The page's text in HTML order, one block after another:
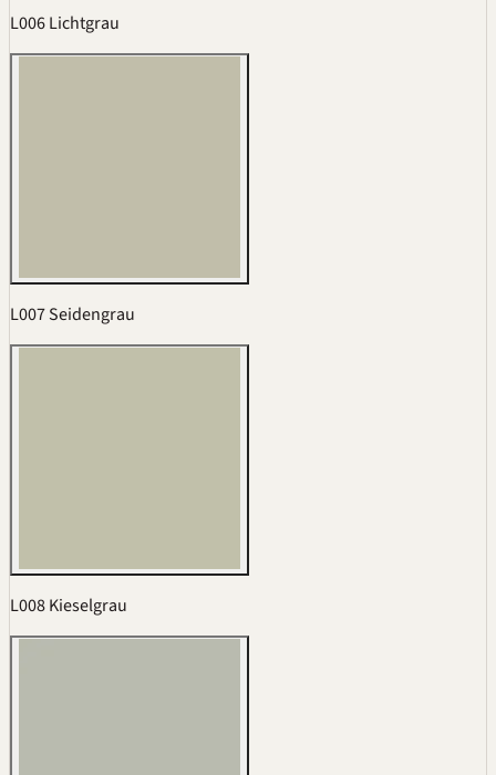
L006 Lichtgrau
L007 Seidengrau
L008 Kieselgrau